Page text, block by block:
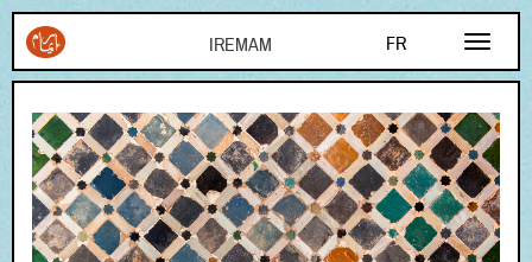
FR
EN
AR
Aller au contenu principal